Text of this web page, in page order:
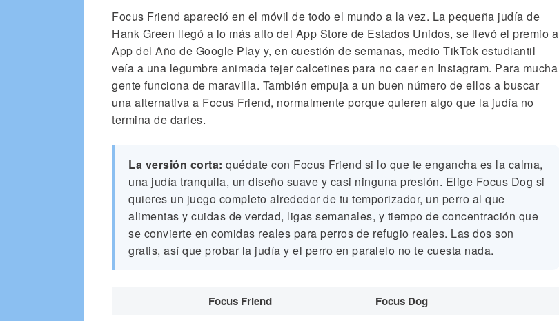
Focus Friend apareció en el móvil de todo el mundo a la vez. La pequeña judía de
Hank Green llegó a lo más alto del App Store de Estados Unidos, se llevó el premio a
App del Año de Google Play y, en cuestión de semanas, medio TikTok estudiantil
veía a una legumbre animada tejer calcetines para no caer en Instagram. Para mucha
gente funciona de maravilla. También empuja a un buen número de ellos a buscar
una alternativa a Focus Friend, normalmente porque quieren algo que la judía no
termina de darles.
La versión corta: quédate con Focus Friend si lo que te engancha es la calma,
una judía tranquila, un diseño suave y casi ninguna presión. Elige Focus Dog si
quieres un juego completo alrededor de tu temporizador, un perro al que
alimentas y cuidas de verdad, ligas semanales, y tiempo de concentración que
se convierte en comidas reales para perros de refugio reales. Las dos son
gratis, así que probar la judía y el perro en paralelo no te cuesta nada.
Focus Friend Focus Dog